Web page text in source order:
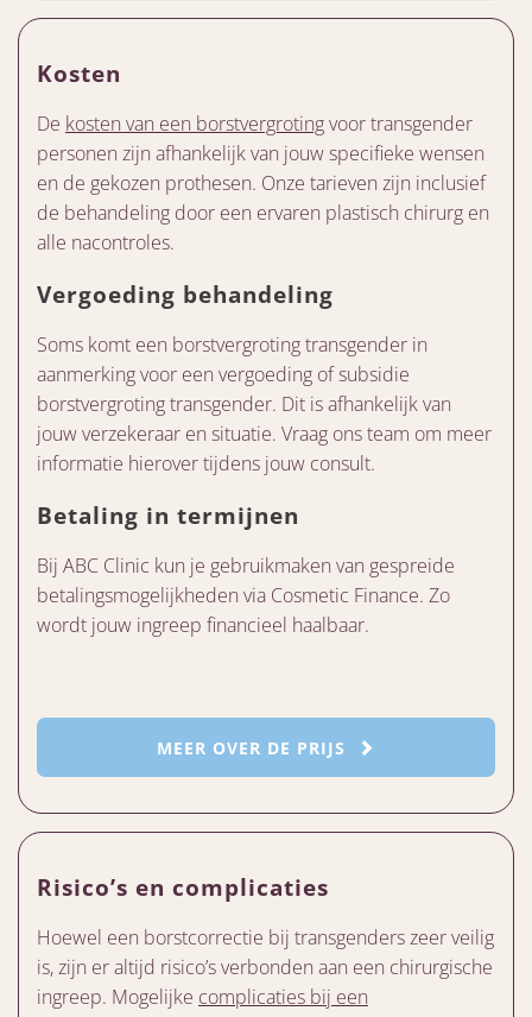
Kosten
De kosten van een borstvergrotingvoor transgender
personen zijn afhankelijk van jouw specifieke wensen
en de gekozen prothesen. Onze tarieven zijn inclusief
de behandeling door een ervaren plastisch chirurg en
alle nacontroles.
Vergoeding behandeling
Soms komt een borstvergroting transgender in
aanmerking voor een vergoeding of subsidie
borstvergroting transgender. Dit is afhankelijk van
jouw verzekeraar en situatie. Vraag ons team om meer
informatie hierover tijdens jouw consult.
Betaling in termijnen
Bij ABC Clinic kun je gebruikmaken van gespreide
betalingsmogelijkheden via Cosmetic Finance. Zo
wordt jouw ingreep financieel haalbaar.
MEER OVER DE PRIJS
Risico’s en complicaties
Hoewel een borstcorrectie bij transgenders zeer veilig
is, zijn er altijd risico’s verbonden aan een chirurgische
ingreep. Mogelijke complicaties bij een